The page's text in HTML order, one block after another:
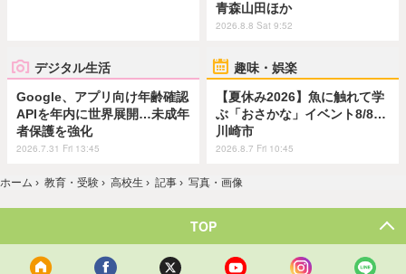
青森山田ほか
2026.8.8 Sat 9:52
デジタル生活
Google、アプリ向け年齢確認
APIを年内に世界展開…未成年
者保護を強化
2026.7.31 Fri 13:45
趣味・娯楽
【夏休み2026】魚に触れて学
ぶ「おさかな」イベント8/8…
川崎市
2026.8.7 Fri 10:45
ホーム › 教育・受験 › 高校生 › 記事 › 写真・画像
TOP